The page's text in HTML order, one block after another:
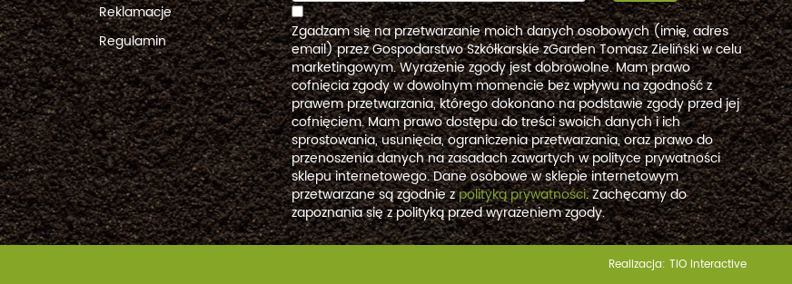
Reklamacje
Regulamin
Zgadzam się na przetwarzanie moich danych osobowych (imię, adres
email) przez Gospodarstwo Szkółkarskie zGarden Tomasz Zieliński w celu
marketingowym. Wyrażenie zgody jest dobrowolne. Mam prawo
cofnięcia zgody w dowolnym momencie bez wpływu na zgodność z
prawem przetwarzania, którego dokonano na podstawie zgody przed jej
cofnięciem. Mam prawo dostępu do treści swoich danych i ich
sprostowania, usunięcia, ograniczenia przetwarzania, oraz prawo do
przenoszenia danych na zasadach zawartych w polityce prywatności
sklepu internetowego. Dane osobowe w sklepie internetowym
przetwarzane są zgodnie zpolityką prywatności. Zachęcamy do
zapoznania się z polityką przed wyrażeniem zgody.
Realizacja: TiO interactive